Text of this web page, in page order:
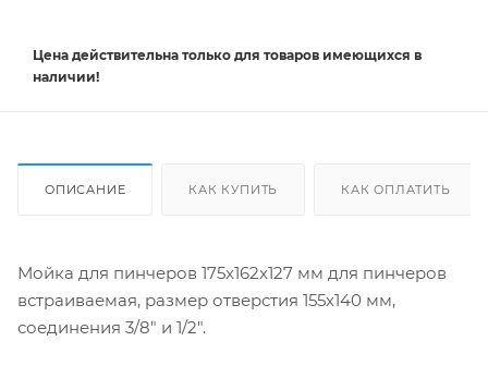
Цена действительна только для товаров имеющихся в
наличии!
ОПИСАНИЕ КАК КУПИТЬ КАК ОПЛАТИТЬ
Мойка для пинчеров 175x162x127 мм для пинчеров
встраиваемая, размер отверстия 155х140 мм,
соединения 3/8" и 1/2".